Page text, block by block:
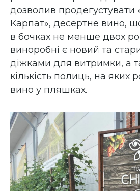
дозволив продегустувати
Карпат», десертне вино,
в бочках не менше двох
виноробні є новий та
діжками для витримки, а
кількість полиць, на яких
вино у пляшках.